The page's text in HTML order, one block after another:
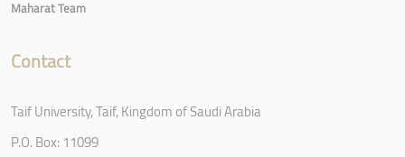
Maharat Team
Contact
Taif University, Taif, Kingdom of Saudi Arabia
P.O. Box: 11099